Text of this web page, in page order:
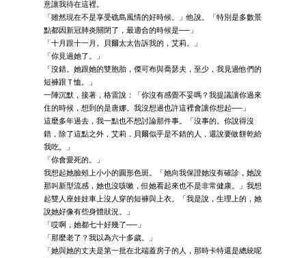
意讓我待在這裡。
「雖然現在不是享受礁島風情的好時候。」他說。「特別是多數景
點都因新冠肺炎關閉了，最適合的時候是──」
「十月跟十一月。貝爾太太告訴我的，艾莉。」
「你見過她了。」
「沒錯。她跟她的雙胞胎，傑可布與喬瑟夫，至少，我見過他們的
短褲跟Ｔ恤。」
一陣沉默，接著，格雷說：「你沒有感覺不妥嗎？我提議讓你過來
住的時候，想到的是唐娜。我沒想過也許這裡會讓你想起──」
這麼多年過去，我一點也不想討論那件事。「沒事的。你說得沒
錯，除了這點之外，艾莉．貝爾似乎是不錯的人，還說要做餅乾給
我吃。」
「你會愛死的。」
我想起她臉頰上小小的圓形色斑。「她向我保證她沒有確診，她說
那叫新型流感，她也沒咳嗽，但她看起來也不是非常健康。」我想
起雙人座娃娃車上沒人穿的短褲與上衣。「我是說，生理上的，她
說她好像有些身體狀況。」
「哎啊，她都七十好幾了──」
「那麼老了？我以為六十多歲。」
「她與她的丈夫是第一批在北端蓋房子的人，那時卡特還是總統呢